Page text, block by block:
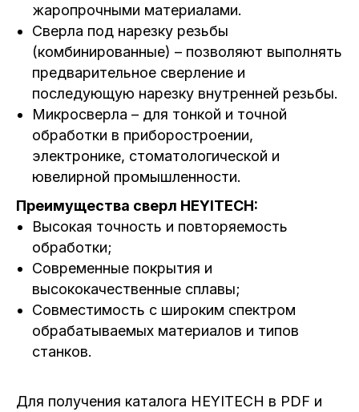
жаропрочными материалами.
Сверла под нарезку резьбы
(комбинированные) – позволяют выполнять
предварительное сверление и
последующую нарезку внутренней резьбы.
Микросверла – для тонкой и точной
обработки в приборостроении,
электронике, стоматологической и
ювелирной промышленности.
Преимущества сверл HEYITECH:
Высокая точность и повторяемость
обработки;
Современные покрытия и
высококачественные сплавы;
Совместимость с широким спектром
обрабатываемых материалов и типов
станков.
Для получения каталога HEYITECH в PDF и